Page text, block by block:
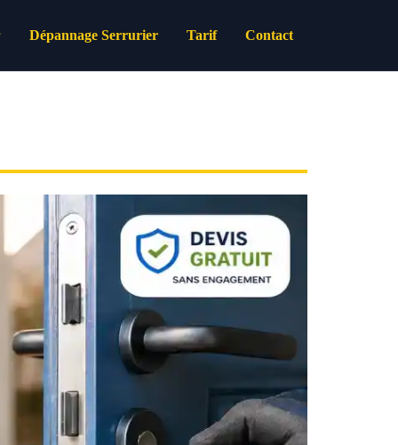
Dépannage Serrurier Tarif Contact